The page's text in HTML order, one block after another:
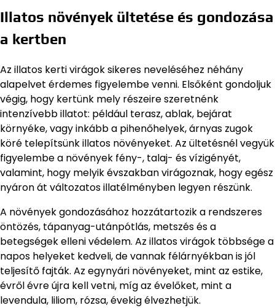
Illatos növények ültetése és gondozása
a kertben
Az illatos kerti virágok sikeres neveléséhez néhány
alapelvet érdemes figyelembe venni. Elsőként gondoljuk
végig, hogy kertünk mely részeire szeretnénk
intenzívebb illatot: például terasz, ablak, bejárat
környéke, vagy inkább a pihenőhelyek, árnyas zugok
köré telepítsünk illatos növényeket. Az ültetésnél vegyük
figyelembe a növények fény-, talaj- és vízigényét,
valamint, hogy melyik évszakban virágoznak, hogy egész
nyáron át változatos illatélményben legyen részünk.
A növények gondozásához hozzátartozik a rendszeres
öntözés, tápanyag-utánpótlás, metszés és a
betegségek elleni védelem. Az illatos virágok többsége a
napos helyeket kedveli, de vannak félárnyékban is jól
teljesítő fajták. Az egynyári növényeket, mint az estike,
évről évre újra kell vetni, míg az évelőket, mint a
levendula, liliom, rózsa, évekig élvezhetjük.